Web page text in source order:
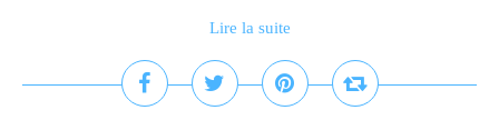
Lire la suite